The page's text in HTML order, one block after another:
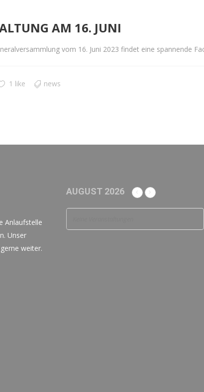
AM 16. JUNI
vom 16. Juni 2023 findet eine spannende
1 like news
Anlaufstelle
Unser
weiter.
AUGUST 2026